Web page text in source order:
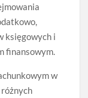
księgowych i
finansowym.
w